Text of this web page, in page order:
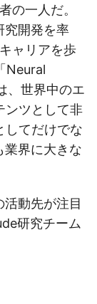
の一人だ。
究開発を率
ャリアを歩
Neural
、世界中のエ
ンツとして非
してだけでな
業界に大きな
動先が注目
研究チーム